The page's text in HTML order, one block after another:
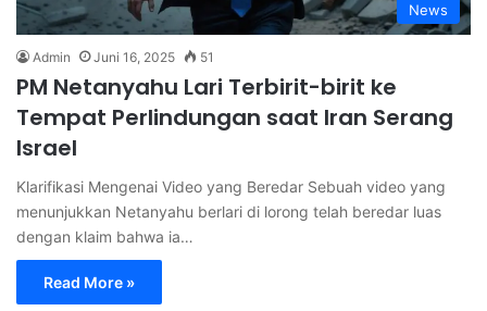
News
Admin Juni 16, 2025 51
PM Netanyahu Lari Terbirit-birit ke
Tempat Perlindungan saat Iran Serang
Israel
Klarifikasi Mengenai Video yang Beredar Sebuah video yang
menunjukkan Netanyahu berlari di lorong telah beredar luas
dengan klaim bahwa ia…
Read More »